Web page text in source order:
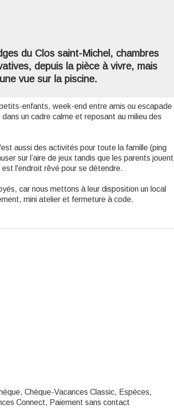
du Clos saint-Michel, chambres
depuis la pièce à vivre, mais
vue sur la piscine.
enfants, week-end entre amis ou escapade
un cadre calme et reposant au milieu des
aussi des activités pour toute la famille (ping
sur l’aire de jeux tandis que les parents jouent
l'endroit rêvé pour se détendre.
car nous mettons à leur disposition un local
mini atelier et fermeture à code.
Chèque-Vacances Classic, Espèces,
Connect, Paiement sans contact